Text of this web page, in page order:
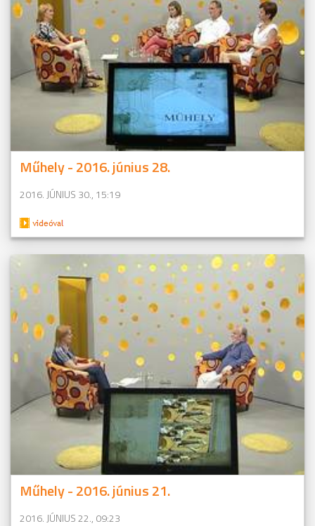
Műhely - 2016. június 28.
2016. JÚNIUS 30., 15:19
Műhely - 2016. június 21.
2016. JÚNIUS 22., 09:23